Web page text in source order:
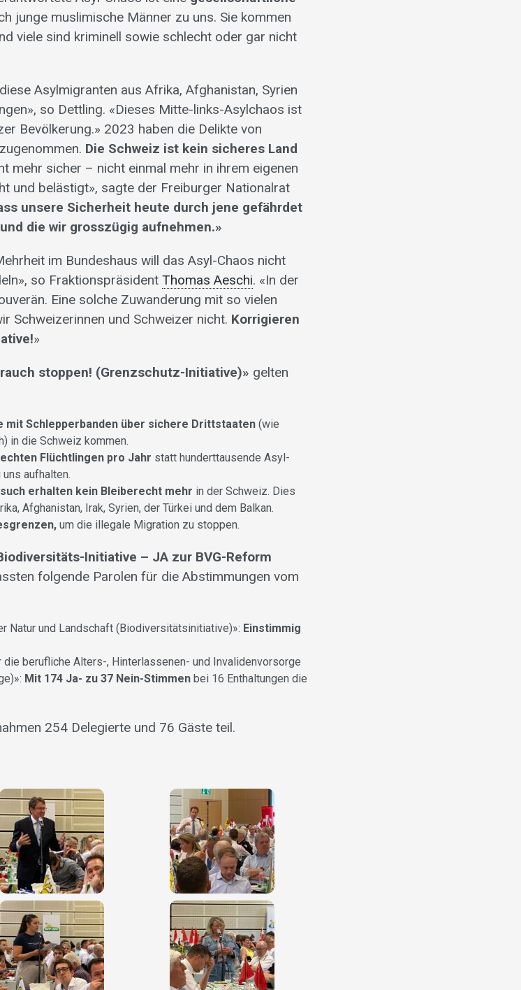
junge muslimische Männer zu uns. Sie kommen
viele sind kriminell sowie schlecht oder gar nicht
Asylmigranten aus Afrika, Afghanistan, Syrien
so Dettling. «Dieses Mitte-links-Asylchaos ist
Bevölkerung.» 2023 haben die Delikte von
Die Schweiz ist kein sicheres Land
mehr sicher – nicht einmal mehr in ihrem eigenen
und belästigt», sagte der Freiburger Nationalrat
unsere Sicherheit heute durch jene gefährdet
die wir grosszügig aufnehmen.»
im Bundeshaus will das Asyl-Chaos nicht
so FraktionspräsidentThomas Aeschi. «In der
Eine solche Zuwanderung mit so vielen
Schweizerinnen und Schweizer nicht. Korrigieren
»
stoppen! (Grenzschutz-Initiative)» gelten
mit Schlepperbanden über sichere Drittstaaten (wie
in die Schweiz kommen.
echten Flüchtlingen pro Jahr statt hunderttausende Asyl-
aufhalten.
erhalten kein Bleiberecht mehr in der Schweiz. Dies
Afghanistan, Irak, Syrien, der Türkei und dem Balkan.
um die illegale Migration zu stoppen.
Initiative – JA zur BVG-Reform
folgende Parolen für die Abstimmungen vom
Natur und Landschaft (Biodiversitätsinitiative)»: Einstimmig
berufliche Alters-, Hinterlassenen- und Invalidenvorsorge
Mit 174 Ja- zu 37 Nein-Stimmen bei 16 Enthaltungen die
254 Delegierte und 76 Gäste teil.